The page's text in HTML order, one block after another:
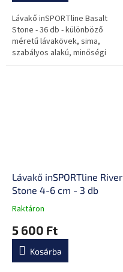
Lávakő inSPORTline Basalt
Stone - 36 db - különböző
méretű lávakövek, sima,
szabályos alakú, minőségi
kivitelezés, fadobozban
Lávakő inSPORTline River
Stone 4-6 cm - 3 db
A
átlagos
értékelése
Raktáron
5 600 Ft
Kosárba